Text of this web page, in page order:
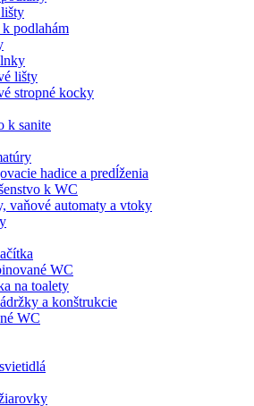
podlahám
lišty
stropné kocky
k sanite
hadice a predĺženia
k WC
vaňové automaty a vtoky
WC
na toalety
a konštrukcie
WC